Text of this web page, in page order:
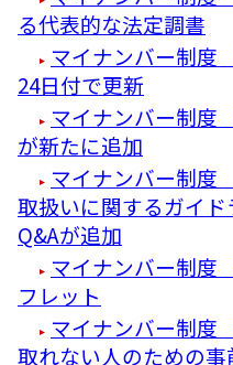
る代表的な法定調書
マイナンバー制度
24日付で更新
マイナンバー制
が新たに追加
マイナンバー制
取扱いに関するガイ
Q&Aが追加
マイナンバー制度
フレット
マイナンバー制度
取れない人のための